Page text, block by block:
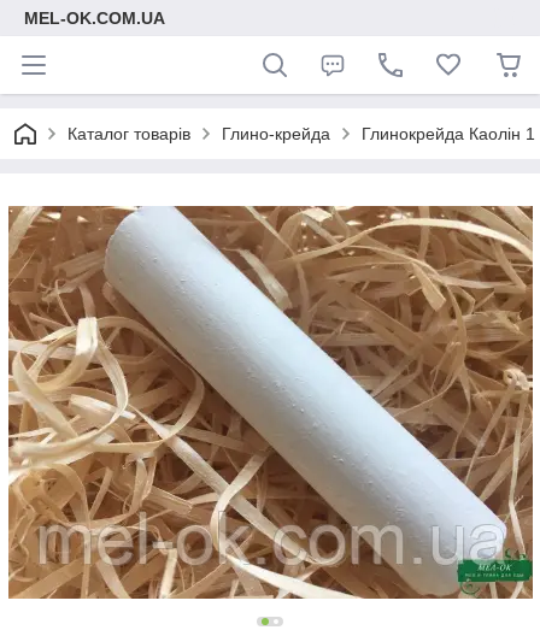
MEL-OK.COM.UA
Каталог товарів Глино-крейда Глинокрейда Каолін